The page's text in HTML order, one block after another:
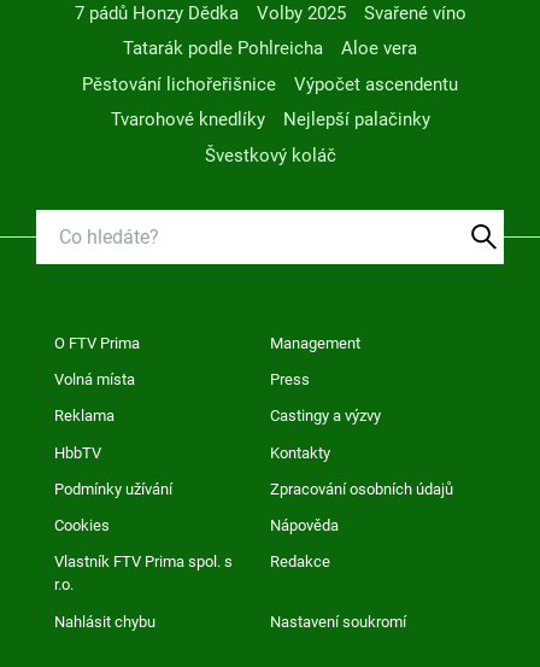
7 pádů Honzy Dědka
Volby 2025
Svařené víno
Tatarák podle Pohlreicha
Aloe vera
Pěstování lichořeřišnice
Výpočet ascendentu
Tvarohové knedlíky
Nejlepší palačinky
Švestkový koláč
O FTV Prima Management
Volná místa Press
Reklama Castingy a výzvy
HbbTV Kontakty
Podmínky užívání Zpracování osobních údajů
Cookies Nápověda
Vlastník FTV Prima spol. s
r.o.
Redakce
Nahlásit chybu Nastavení soukromí